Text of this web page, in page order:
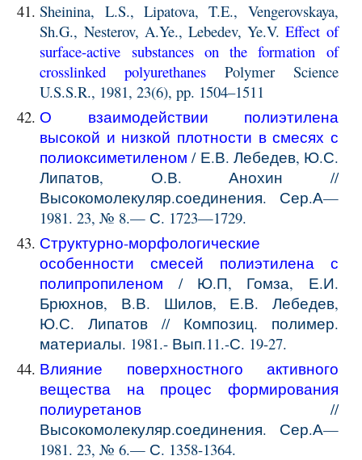
Sheinina, L.S., Lipatova, T.E., Vengerovskaya,
Sh.G., Nesterov, A.Ye.,Lebedev, Ye.V. Effect of
surface-active substances on the formation of
crosslinked polyurethanes Polymer Science
U.S.S.R., 1981, 23(6), pp. 1504–1511
О взаимодействии полиэтилена
высокой и низкой плотности в смесях с
полиоксиметиленом / Е.В. Лебедев, Ю.С.
Липатов, О.В. Анохин //
Высокомолекуляр.соединения. Сер.А—
1981. 23, № 8.— С. 1723—1729.
Структурно-морфологические
особенности смесей полиэтилена с
полипропиленом
/ Ю.П, Гомза, Е.И.
Брюхнов, В.В. Шилов, Е.В. Лебедев,
Ю.С. Липатов // Композиц. полимер.
материалы. 1981.- Вып.11.-С. 19-27.
Влияние поверхностного активного
вещества на процес формирования
полиуретанов
//
Высокомолекуляр.соединения. Сер.А—
1981.23, №6.— С. 1358-1364.